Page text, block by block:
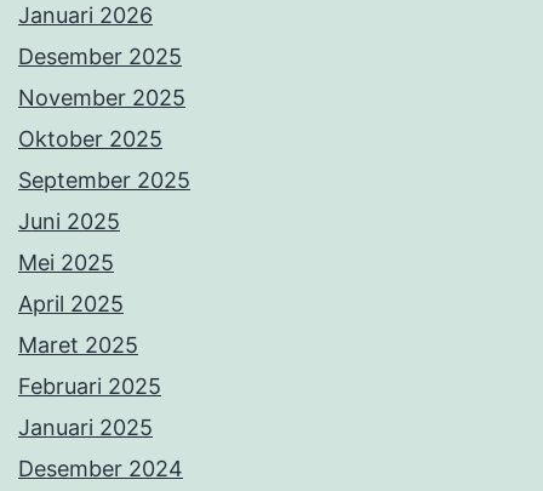
Januari 2026
Desember 2025
November 2025
Oktober 2025
September 2025
Juni 2025
Mei 2025
April 2025
Maret 2025
Februari 2025
Januari 2025
Desember 2024